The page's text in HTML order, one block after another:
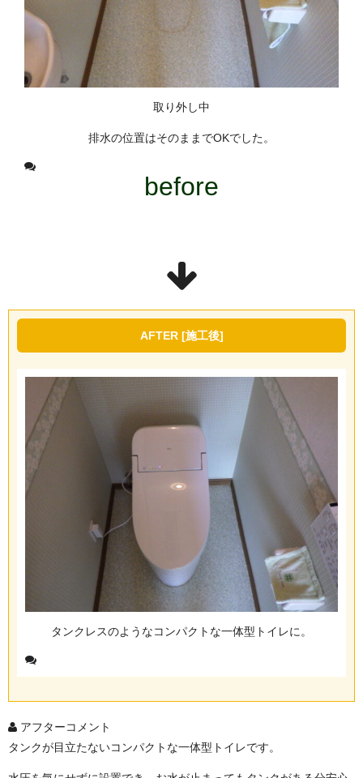
取り外し中
排水の位置はそのままでOKでした。
before
AFTER [施工後]
タンクレスのようなコンパクトな一体型トイレに。
アフターコメント
タンクが目立たないコンパクトな一体型トイレです。